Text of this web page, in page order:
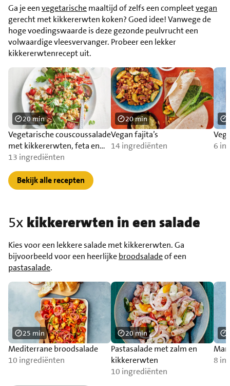
Ga je eenvegetarischemaaltijd of zelfs een compleetvegan
gerecht met kikkererwten koken? Goed idee! Vanwege de
hoge voedingswaarde is deze gezonde peulvrucht een
volwaardige vleesvervanger. Probeer een lekker
kikkererwtenrecept uit.
Vegetarische couscoussalade
met kikkererwten, feta en
rozijnen
13 ingrediënten
20 min
Vegan fajita’s
14 ingrediënten
20 min
6
Bekijk alle recepten
5x kikkererwten in een salade
Kies voor een lekkere salade met kikkererwten. Ga
bijvoorbeeld voor een heerlijkebroodsaladeof een
pastasalade.
Mediterrane broodsalade
10 ingrediënten
25 min
Pastasalade met zalm en
kikkererwten
10 ingrediënten
20 min
8